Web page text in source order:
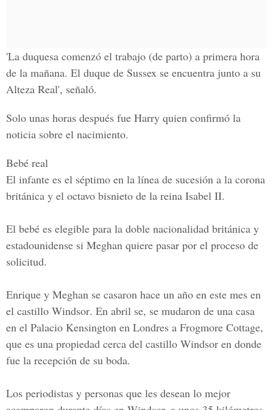
'La duquesa comenzó el trabajo (de parto) a primera hora
de la mañana. El duque de Sussex se encuentra junto a su
Alteza Real', señaló.
Solo unas horas después fue Harry quien confirmó la
noticia sobre el nacimiento.
Bebé real
El infante es el séptimo en la línea de sucesión a la corona
británica y el octavo bisnieto de la reina Isabel II.
El bebé es elegible para la doble nacionalidad británica y
estadounidense si Meghan quiere pasar por el proceso de
solicitud.
Enrique y Meghan se casaron hace un año en este mes en
el castillo Windsor. En abril se, se mudaron de una casa
en el Palacio Kensington en Londres a Frogmore Cottage,
que es una propiedad cerca del castillo Windsor en donde
fue la recepción de su boda.
Los periodistas y personas que les desean lo mejor